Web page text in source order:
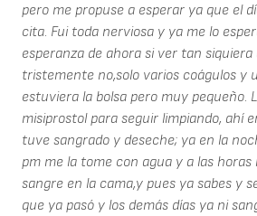
pero me propuse a esperar ya que el
cita. Fui toda nerviosa y ya me lo
esperanza de ahora si ver tan siquiera
tristemente no,solo varios coágulos y
estuviera la bolsa pero muy pequeño.
misiprostol para seguir limpiando, ahí
tuve sangrado y deseche; ya en la
pm me la tome con agua y a las
sangre en la cama,y pues ya sabes y
que ya pasó y los demás días ya ni